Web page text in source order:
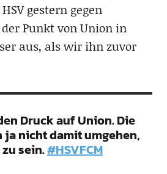
gestern gegen
Punkt von Union in
aus, als wir ihn zuvor
Druck auf Union. Die
ja nicht damit umgehen,
sein.#HSVFCM